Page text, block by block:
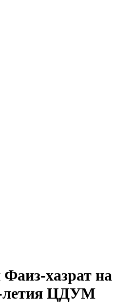
хазрат на
летия ЦДУМ